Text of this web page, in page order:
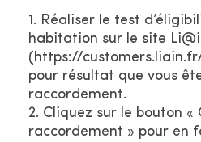
Réaliser le test
habitation sur le site
(https://
pour résultat que vous
raccordement.
Cliquez sur le bouton
raccordement » pour en